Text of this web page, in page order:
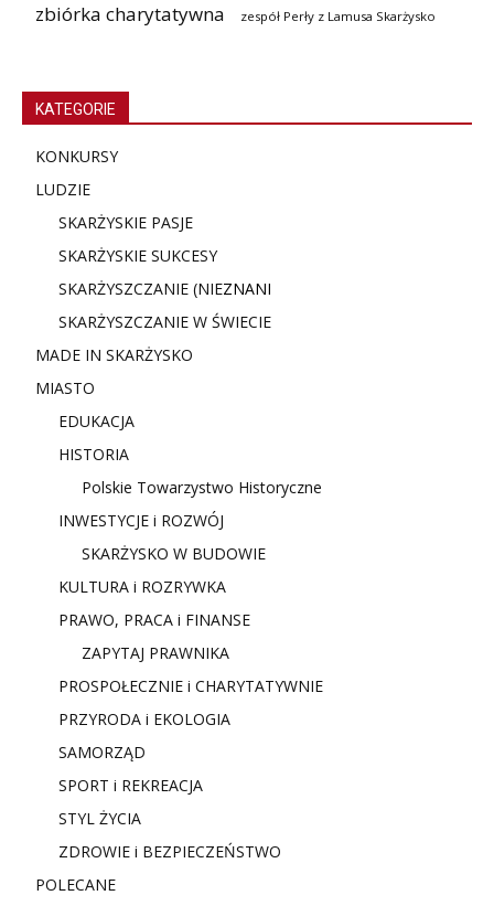
zbiórka charytatywna zespół Perły z Lamusa Skarżysko
KATEGORIE
KONKURSY
LUDZIE
SKARŻYSKIE PASJE
SKARŻYSKIE SUKCESY
SKARŻYSZCZANIE (NIEZNANI
SKARŻYSZCZANIE W ŚWIECIE
MADE IN SKARŻYSKO
MIASTO
EDUKACJA
HISTORIA
Polskie Towarzystwo Historyczne
INWESTYCJE i ROZWÓJ
SKARŻYSKO W BUDOWIE
KULTURA i ROZRYWKA
PRAWO, PRACA i FINANSE
ZAPYTAJ PRAWNIKA
PROSPOŁECZNIE i CHARYTATYWNIE
PRZYRODA i EKOLOGIA
SAMORZĄD
SPORT i REKREACJA
STYL ŻYCIA
ZDROWIE i BEZPIECZEŃSTWO
POLECANE